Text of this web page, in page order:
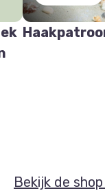
Bekijk de